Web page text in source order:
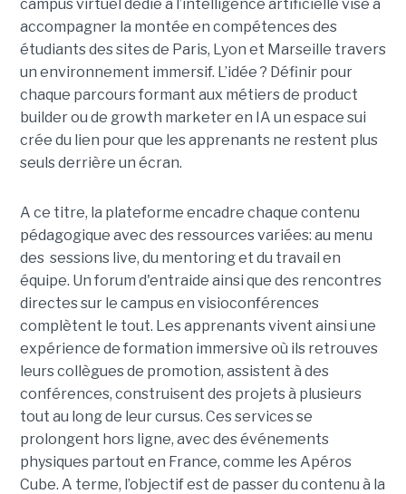
campus virtuel dédié à l’intelligence artificielle vise à
accompagner la montée en compétences des
étudiants des sites de Paris, Lyon et Marseille travers
un environnement immersif. L’idée ? Définir pour
chaque parcours formant aux métiers de product
builder ou de growth marketer en IA un espace sui
crée du lien pour que les apprenants ne restent plus
seuls derrière un écran.
A ce titre, la plateforme encadre chaque contenu
pédagogique avec des ressources variées: au menu
des sessions live, du mentoring et du travail en
équipe. Un forum d'entraide ainsi que des rencontres
directes sur le campus en visioconférences
complètent le tout. Les apprenants vivent ainsi une
expérience de formation immersive où ils retrouves
leurs collègues de promotion, assistent à des
conférences, construisent des projets à plusieurs
tout au long de leur cursus. Ces services se
prolongent hors ligne, avec des événements
physiques partout en France, comme les Apéros
Cube. A terme, l’objectif est de passer du contenu à la